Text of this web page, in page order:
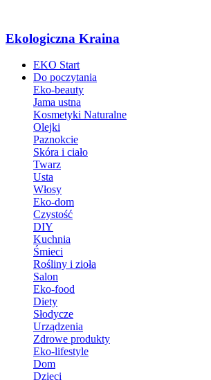
Ekologiczna Kraina
EKO Start
Do poczytania
Eko-beauty
Jama ustna
Kosmetyki Naturalne
Olejki
Paznokcie
Skóra i ciało
Twarz
Usta
Włosy
Eko-dom
Czystość
DIY
Kuchnia
Śmieci
Rośliny i zioła
Salon
Eko-food
Diety
Słodycze
Urządzenia
Zdrowe produkty
Eko-lifestyle
Dom
Dzieci